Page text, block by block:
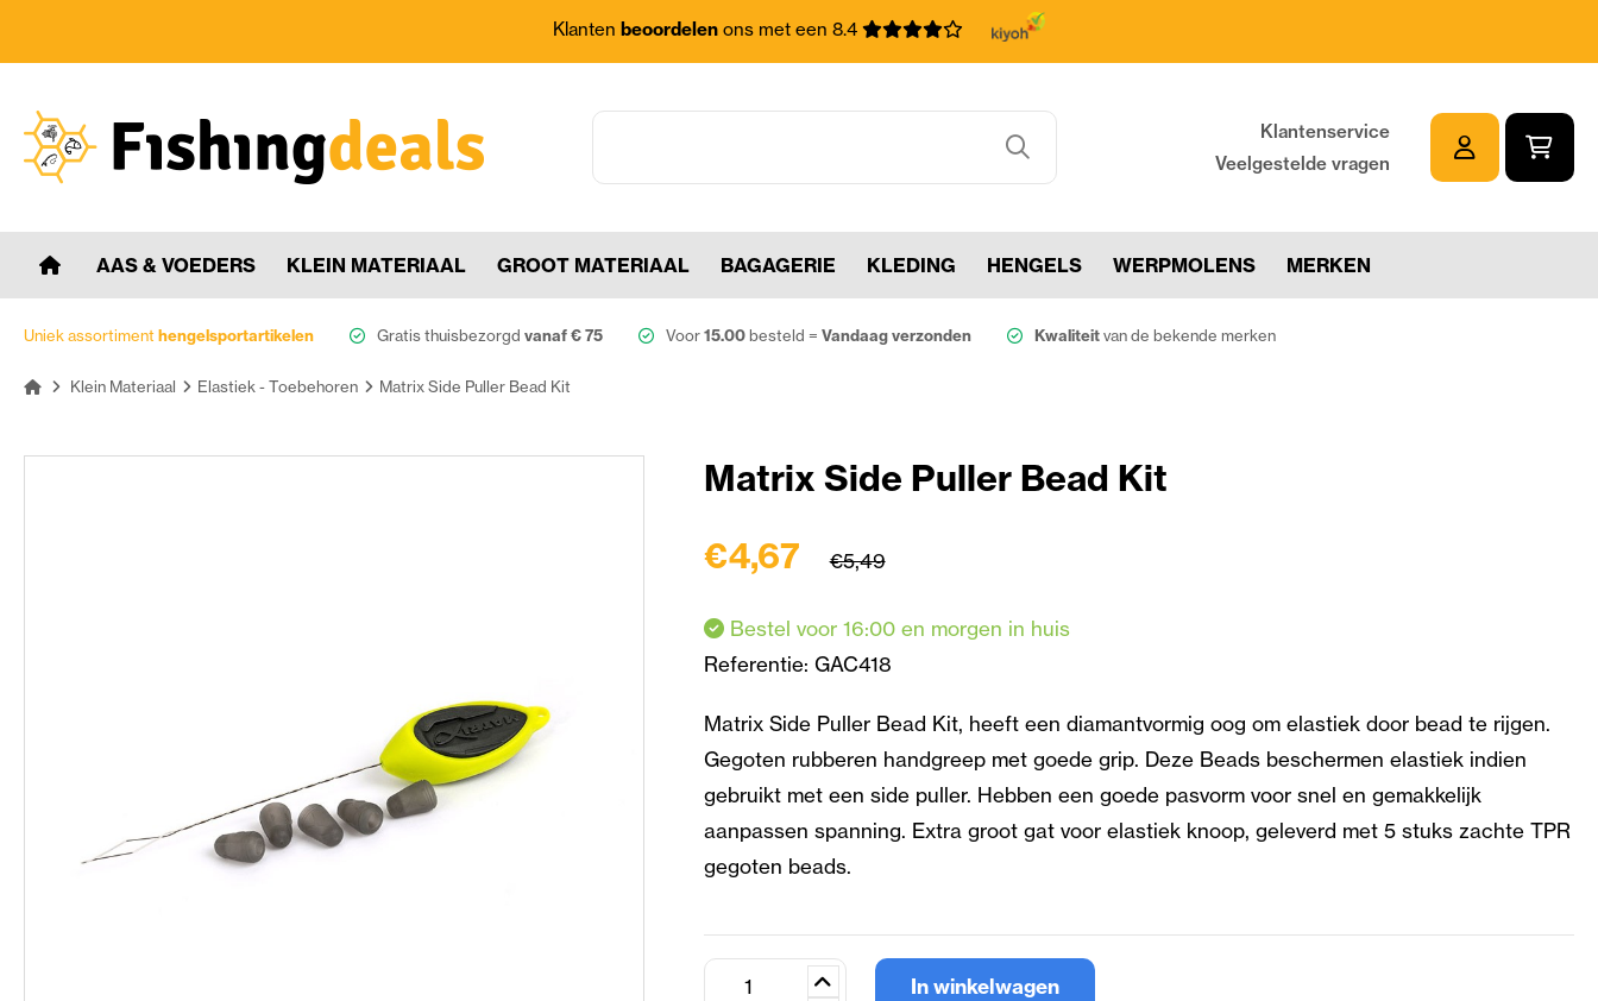
Klanten beoordelen ons met een 8.4
Klantenservice
Veelgestelde vragen
AAS & VOEDERS KLEIN MATERIAAL GROOT MATERIAAL BAGAGERIE KLEDING HENGELS WERPMOLENS MERKEN
Uniek assortimenthengelsportartikelen Gratis thuisbezorgd vanaf € 75 Voor15.00besteld = Vandaag verzonden Kwaliteitvan de bekende merken
Klein Materiaal Elastiek - Toebehoren Matrix Side Puller Bead Kit
Matrix Side Puller Bead Kit
€4,67 €5,49
Bestel voor 16:00 en morgen in huis
Referentie: GAC418
Matrix Side Puller Bead Kit, heeft een diamantvormig oog om elastiek door bead te rijgen.
Gegoten rubberen handgreep met goede grip. Deze Beads beschermen elastiek indien
gebruikt met een side puller. Hebben een goede pasvorm voor snel en gemakkelijk
aanpassen spanning. Extra groot gat voor elastiek knoop, geleverd met 5 stuks zachte TPR
gegoten beads.
In winkelwagen